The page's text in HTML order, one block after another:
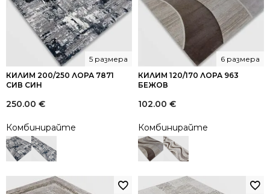
КИЛИМ 200/250 ЛОРА 7871
СИВ СИН
5 размера
250.00 €
Комбинирайте
КИЛИМ 120/170 ЛОРА 963
БЕЖОВ
6 размера
102.00 €
Комбинирайте